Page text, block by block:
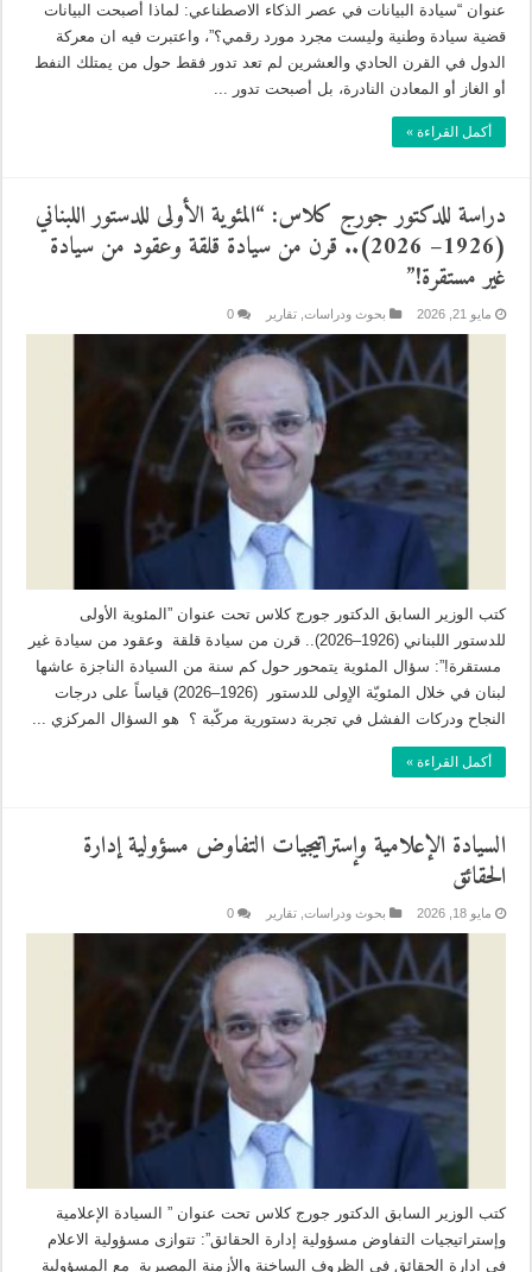
عنوان “سيادة البيانات في عصر الذكاء الاصطناعي: لماذا أصبحت البيانات
قضية سيادة وطنية وليست مجرد مورد رقمي؟”، واعتبرت فيه ان معركة
الدول في القرن الحادي والعشرين لم تعد تدور فقط حول من يمتلك النفط
أو الغاز أو المعادن النادرة، بل أصبحت تدور ...
أكمل القراءة »
دراسة للدكتور جورج كلاس: “المئوية الأولى للدستور اللبناني
(1926– 2026).. قرن من سيادة قلقة وعقود من سيادة
غير مستقرة!”
مايو 21, 2026 بحوث ودراسات ,تقارير 0
كتب الوزير السابق الدكتور جورج كلاس تحت عنوان ”المئوية الأولى
للدستور اللبناني (1926–2026).. قرن من سيادة قلقة وعقود من سيادة غير
مستقرة!”: سؤال المئوية يتمحور حول كم سنة من السيادة الناجزة عاشها
لبنان في خلال المئويّة الاٍولى للدستور (1926–2026) قياساً على درجات
النجاح ودركات الفشل في تجربة دستورية مركّبة ؟ هو السؤال المركزي ...
أكمل القراءة »
السيادة الإعلامية وإستراتيجيات التفاوض مسؤولية إدارة
الحقائق
مايو 18, 2026 بحوث ودراسات ,تقارير 0
كتب الوزير السابق الدكتور جورج كلاس تحت عنوان ” السيادة الإعلامية
وإستراتيجيات التفاوض مسؤولية إدارة الحقائق”: تتوازى مسؤولية الاعلام
في ادارة الحقائق في الظروف الساخنة والأزمنة المصيرية مع المسؤولية